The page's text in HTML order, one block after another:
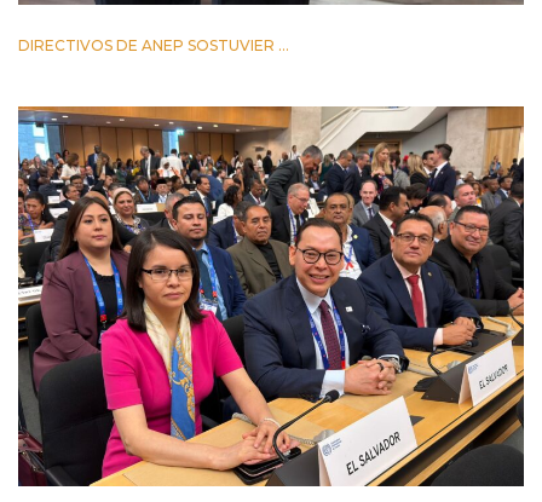
DIRECTIVOS DE ANEP SOSTUVIER ...